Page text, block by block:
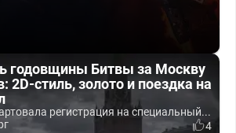
годовщины Битвы за Москву
2D-стиль, золото и поездка на
регистрация на специальный...
4